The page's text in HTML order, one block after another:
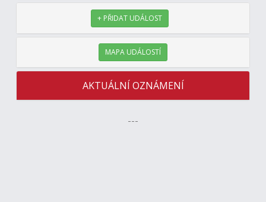
+ PŘIDAT UDÁLOST
MAPA UDÁLOSTÍ
AKTUÁLNÍ OZNÁMENÍ
---